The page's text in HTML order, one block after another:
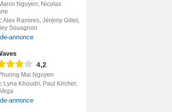
Nguyen, Nicolas
Alex Ramires, Jérémy Gillet,
Souagnon
annonce
4,2
Mai Nguyen
Lyna Khoudri, Paul Kircher,
annonce